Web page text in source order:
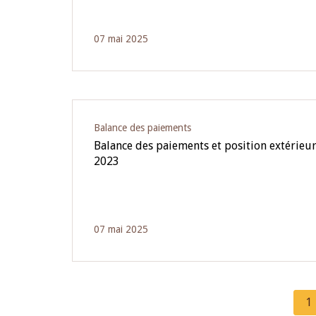
07 mai 2025
Balance des paiements
Balance des paiements et position
2023
07 mai 2025
1